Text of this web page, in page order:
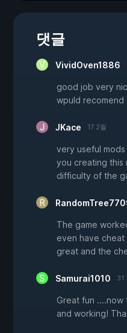
댓글
VividOven1886
good job very
wpuld recomend
JKace 17 2월
very useful
you creating this
difficulty of the
The game
even have cheat
great and the
Samurai1010 31
Great fun
and working!